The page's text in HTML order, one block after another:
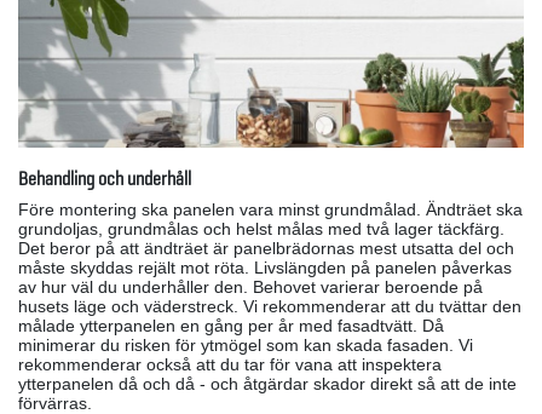
Behandling och underhåll
Före montering ska panelen vara minst grundmålad. Ändträet ska
grundoljas, grundmålas och helst målas med två lager täckfärg.
Det beror på att ändträet är panelbrädornas mest utsatta del och
måste skyddas rejält mot röta. Livslängden på panelen påverkas
av hur väl du underhåller den. Behovet varierar beroende på
husets läge och väderstreck. Vi rekommenderar att du tvättar den
målade ytterpanelen en gång per år med fasadtvätt. Då
minimerar du risken för ytmögel som kan skada fasaden. Vi
rekommenderar också att du tar för vana att inspektera
ytterpanelen då och då - och åtgärdar skador direkt så att de inte
förvärras.